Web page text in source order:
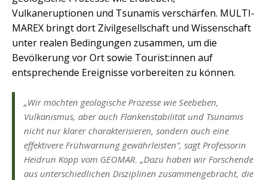
Vulkaneruptionen und Tsunamis verschärfen. MULTI-
MAREX bringt dort Zivilgesellschaft und Wissenschaft
unter realen Bedingungen zusammen, um die
Bevölkerung vor Ort sowie Tourist:innen auf
entsprechende Ereignisse vorbereiten zu können.
„Wir möchten geologische Prozesse wie Seebeben,
Vulkanismus, aber auch Flankenstabilität und Tsunamis
nicht nur klarer charakterisieren, sondern auch eine
effektivere Frühwarnung gewährleisten“, sagt Professorin
Heidrun Kopp vom GEOMAR. „Dazu haben wir Forschende
aus unterschiedlichen Disziplinen zusammengebracht, die